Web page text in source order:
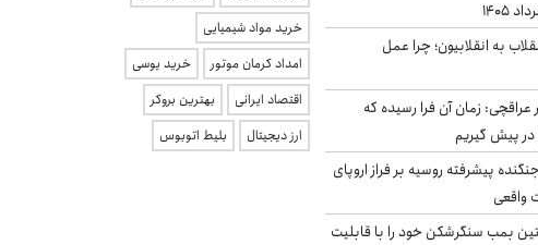
به انقلابیون؛ چرا عمل
عراقچی: زمان آن فرا رسیده که
در پیش گیریم
۱۰ جنگنده پیشرفته روسیه بر فراز اروپای
واقعی
بمب سنگرشکن خود را با قابلیت
خرید مواد شیمیایی
امداد کرمان موتور
خرید یوسی
اقتصاد ایرانی
بهترین بروکر
ارز دیجیتال
بلیط اتوبوس